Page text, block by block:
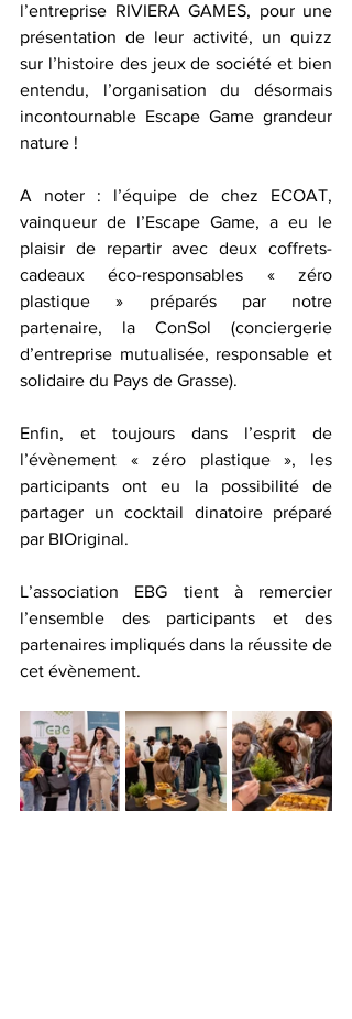
l’entreprise RIVIERA GAMES, pour une
présentation de leur activité, un quizz
sur l’histoire des jeux de société et bien
entendu, l’organisation du désormais
incontournable Escape Game grandeur
nature !
A noter : l’équipe de chez ECOAT,
vainqueur de l’Escape Game, a eu le
plaisir de repartir avec deux coffrets-
cadeaux éco-responsables « zéro
plastique » préparés par notre
partenaire, la ConSol (conciergerie
d’entreprise mutualisée, responsable et
solidaire du Pays de Grasse).
Enfin, et toujours dans l’esprit de
l’évènement « zéro plastique », les
participants ont eu la possibilité de
partager un cocktail dinatoire préparé
par BIOriginal.
L’association EBG tient à remercier
l’ensemble des participants et des
partenaires impliqués dans la réussite de
cet évènement.